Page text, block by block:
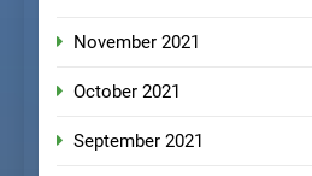
November 2021
October 2021
September 2021